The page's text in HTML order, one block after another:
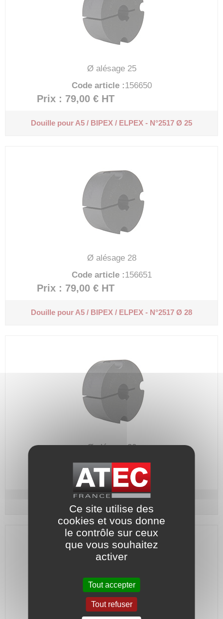
Ø alésage 25
Code article :156650
Prix : 79,00 € HT
Douille pour A5 / BIPEX / ELPEX - N°2517 Ø 25
Ø alésage 28
Code article :156651
Prix : 79,00 € HT
Douille pour A5 / BIPEX / ELPEX - N°2517 Ø 28
Ø alésage 30
Code article :156652
Prix : 79,00 € HT
Ce site utilise des
cookies et vous donne
le contrôle sur ceux
que vous souhaitez
activer
Tout accepter
Tout refuser